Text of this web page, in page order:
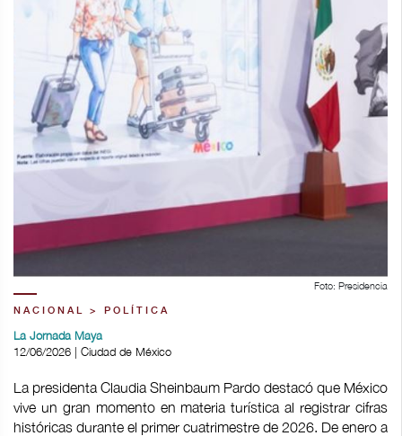
Foto: Presidencia
NACIONAL > POLÍTICA
La Jornada Maya
12/06/2026 | Ciudad de México
La presidenta Claudia Sheinbaum Pardo destacó que México
vive un gran momento en materia turística al registrar cifras
históricas durante el primer cuatrimestre de 2026. De enero a